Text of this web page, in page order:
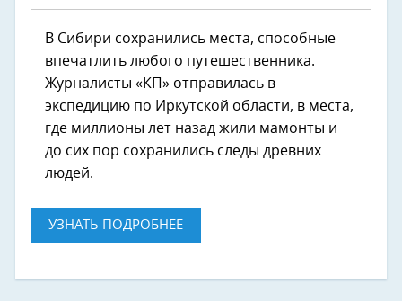
В Сибири сохранились места, способные
впечатлить любого путешественника.
Журналисты «КП» отправилась в
экспедицию по Иркутской области, в места,
где миллионы лет назад жили мамонты и
до сих пор сохранились следы древних
людей.
УЗНАТЬ ПОДРОБНЕЕ